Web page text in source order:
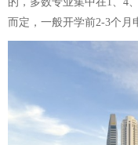
而定，一般开学前2-3个月